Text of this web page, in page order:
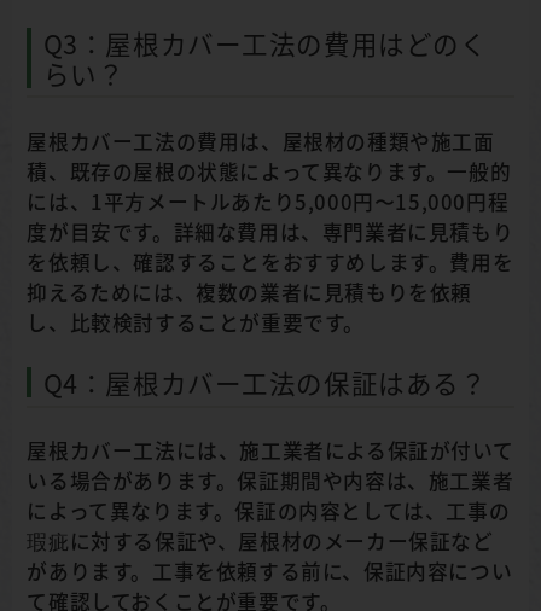
Q3：屋根カバー工法の費用はどのく
らい？
屋根カバー工法の費用は、屋根材の種類や施工面
積、既存の屋根の状態によって異なります。一般的
には、1平方メートルあたり5,000円〜15,000円程
度が目安です。詳細な費用は、専門業者に見積もり
を依頼し、確認することをおすすめします。費用を
抑えるためには、複数の業者に見積もりを依頼
し、比較検討することが重要です。
Q4：屋根カバー工法の保証はある？
屋根カバー工法には、施工業者による保証が付いて
いる場合があります。保証期間や内容は、施工業者
によって異なります。保証の内容としては、工事の
瑕疵に対する保証や、屋根材のメーカー保証など
があります。工事を依頼する前に、保証内容につい
て確認しておくことが重要です。